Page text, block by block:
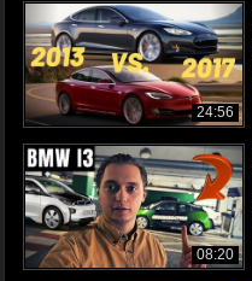
24:56
08:20